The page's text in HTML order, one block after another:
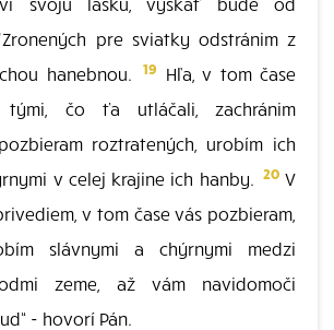
pre sviatky odstránim z
hanebnou.
19 Hľa, v tom čase
tými, čo ťa utláčali, zachránim
roztratených, urobím ich
v celej krajine ich hanby. 20V
v tom čase vás pozbieram,
slávnymi a chýrnymi medzi
zeme, až vám navidomoči
- hovorí Pán.